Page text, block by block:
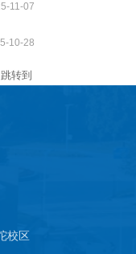
11-07
10-28
跳转到
校区